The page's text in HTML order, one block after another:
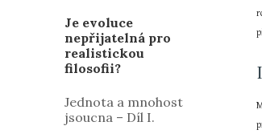
Je evoluce
nepřijatelná pro
realistickou
filosofii?
Jednota a mnohost
jsoucna – Díl I.